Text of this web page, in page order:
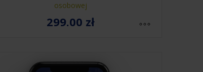
osobowej
299.00 zł